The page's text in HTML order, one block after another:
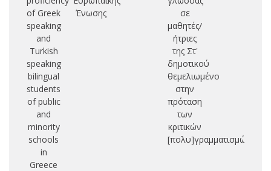
of Greek
speaking
and
Turkish
speaking
bilingual
students
of public
and
minority
schools
in
Greece
Ένωσης
σε
μαθητές/
ήτριες
της Στ'
δημοτικού
θεμελιωμένο
στην
πρόταση
των
κριτικών
[πολυ]γραμματισμών